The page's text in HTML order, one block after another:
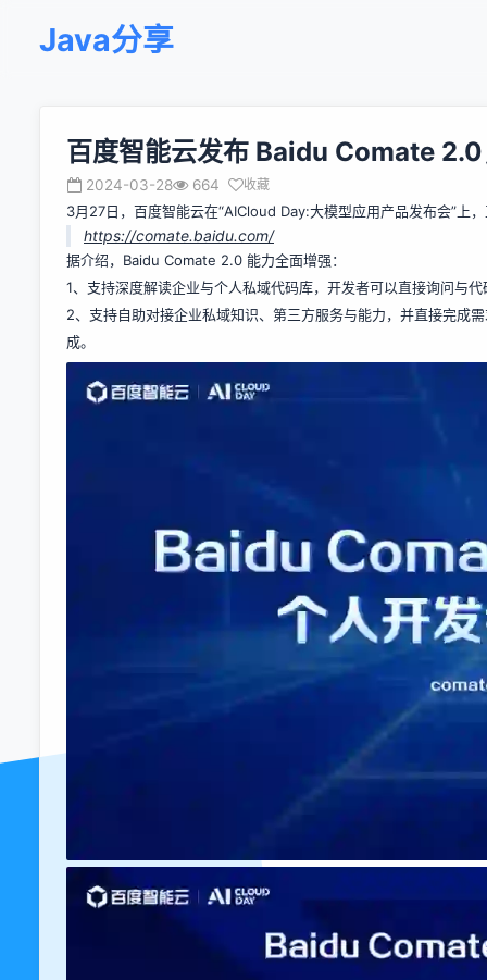
Java分享
百度智能云发布 Baidu Comate
2024-03-28 664 收藏
3月27日，百度智能云在“AICloud Day:大模型应用产品发布会”上
https://comate.baidu.com/
据介绍，Baidu Comate 2.0 能力全面增强：
1、支持深度解读企业与个人私域代码库，开发者可以直接询问与
2、支持自助对接企业私域知识、第三方服务与能力，并直接完成
成。